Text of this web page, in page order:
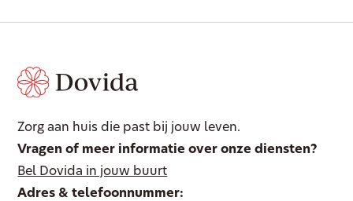
Zorg aan huis die past bij jouw leven.
Vragen of meer informatie over onze diensten?
Bel Dovida in jouw buurt
Adres & telefoonnummer: